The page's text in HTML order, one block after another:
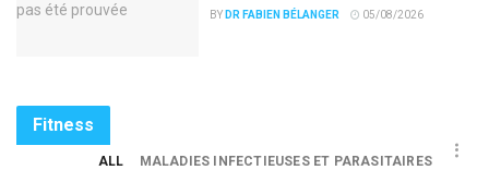
BY DR FABIEN BÉLANGER 05/08/2026
Fitness
ALL MALADIES INFECTIEUSES ET PARASITAIRES